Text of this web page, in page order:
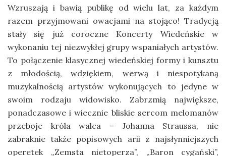
Wzruszają i bawią publikę od wielu lat, za każdym
razem przyjmowani owacjami na stojąco! Tradycją
stały się już coroczne Koncerty Wiedeńskie w
wykonaniu tej niezwykłej grupy wspaniałych artystów.
To połączenie klasycznej wiedeńskiej formy i kunsztu
z młodością, wdziękiem, werwą i niespotykaną
muzykalnością artystów wykonujących to jedyne w
swoim rodzaju widowisko. Zabrzmią największe,
ponadczasowe i wiecznie bliskie sercom melomanów
przeboje króla walca – Johanna Straussa, nie
zabraknie także popisowych arii z najsłynniejszych
operetek „Zemsta nietoperza”, „Baron cygański”,